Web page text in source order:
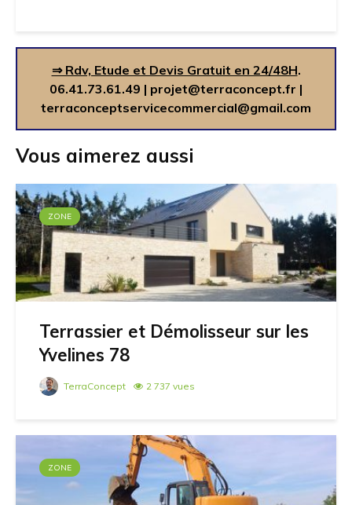
⇒ Rdv, Etude et Devis Gratuit en 24/48H.
06.41.73.61.49 | projet@terraconcept.fr |
terraconceptservicecommercial@gmail.com
Vous aimerez aussi
ZONE
Terrassier et Démolisseur sur les
Yvelines 78
TerraConcept 2 737 vues
ZONE